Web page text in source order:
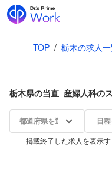
TOP / 栃木の求人
栃木県の当直_産婦人科の
都道府県を選択 日
掲載終了した求人を表示す